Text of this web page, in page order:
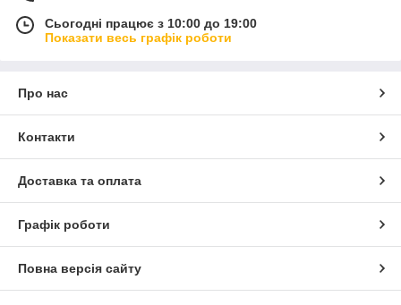
Сьогодні працює з 10:00 до 19:00
Показати весь графік роботи
Про нас
Контакти
Доставка та оплата
Графік роботи
Повна версія сайту